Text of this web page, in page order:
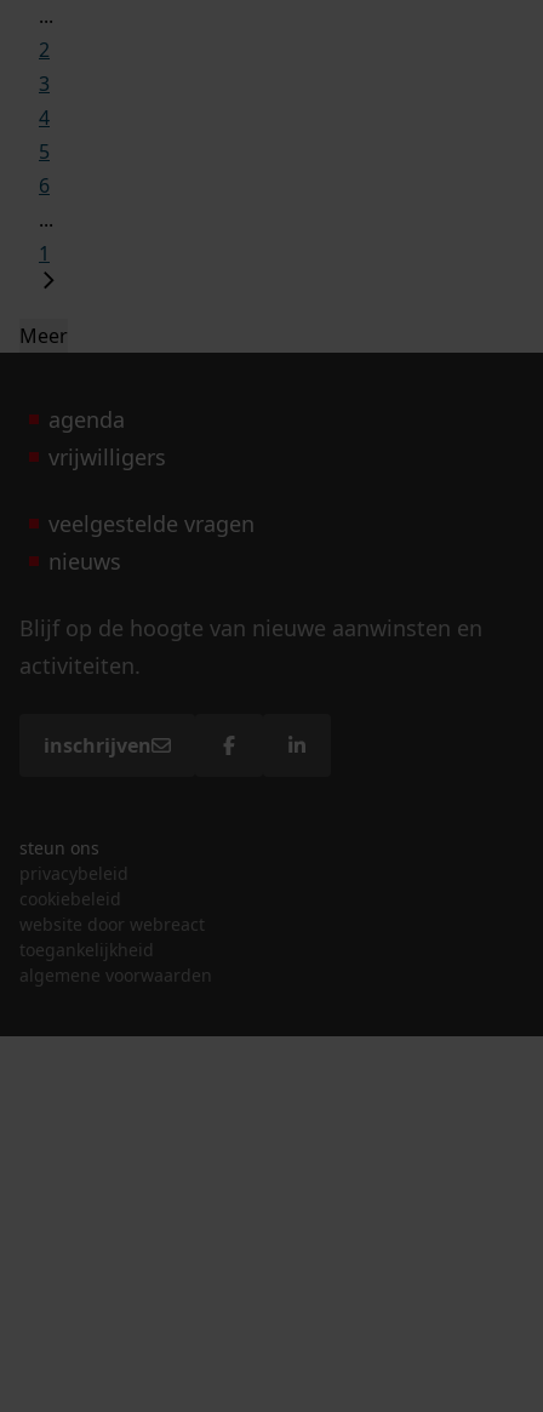
...
2
3
4
5
6
...
1
Meer
agenda
vrijwilligers
veelgestelde vragen
nieuws
Blijf op de hoogte van nieuwe aanwinsten en
activiteiten.
inschrijven
steun ons
privacybeleid
cookiebeleid
website door webreact
toegankelijkheid
algemene voorwaarden